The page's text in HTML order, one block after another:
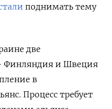
поднимать тему
две
Финляндия и Швеция
в
Процесс требует